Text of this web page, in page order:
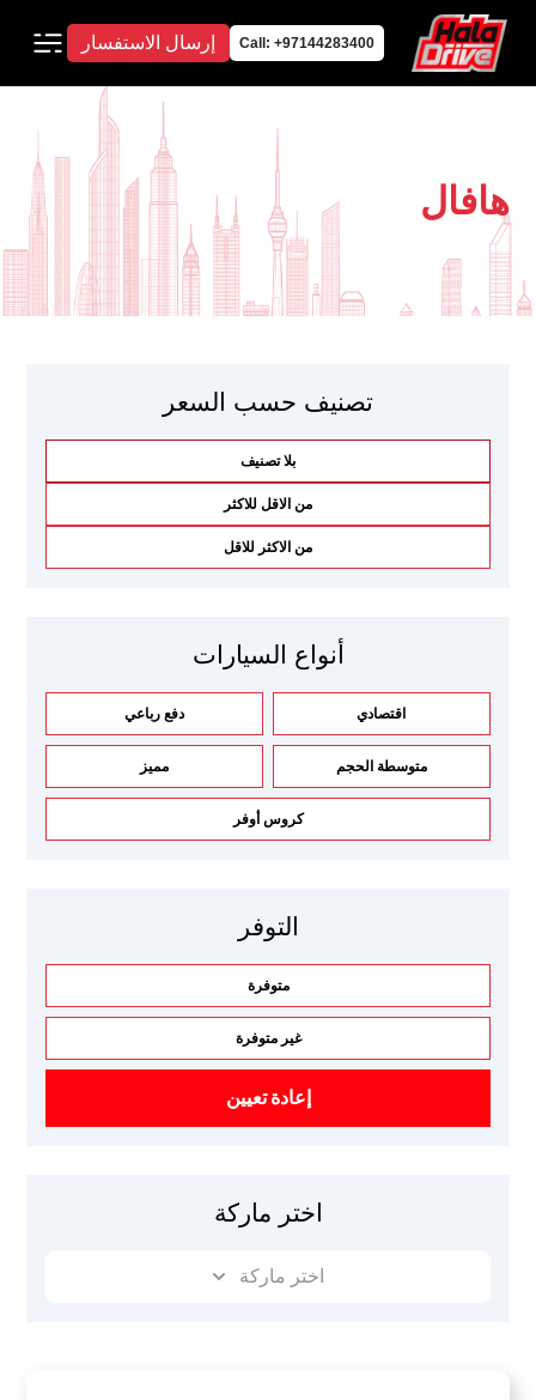
Call: +97144283400 إرسال الاستفسار
هافال
تصنيف حسب السعر
بلا تصنيف
من الاقل للاكثر
من الاكثر للاقل
أنواع السيارات
اقتصادي دفع رباعي
متوسطة الحجم مميز
كروس أوفر
التوفر
متوفرة
غير متوفرة
إعادة تعيين
اختر ماركة
اختر ماركة